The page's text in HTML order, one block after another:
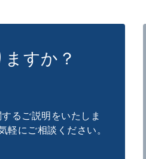
すか？
るご説明をいたしま
軽にご相談ください。